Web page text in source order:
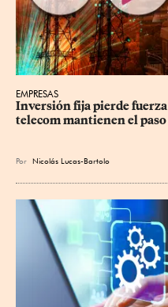
EMPRESAS
Inversión fija pierde
telecom mantienen el
Por Nicolás Lucas-Bartolo